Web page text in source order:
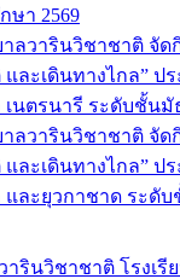
ษา 2569
าลวารินวิชาชาติ จั
ละเดินทางไกล” ป
เนตรนารี ระดับชั้น
าลวารินวิชาชาติ จั
ละเดินทางไกล” ป
และยุวกาชาด ระดั
โรงเรี